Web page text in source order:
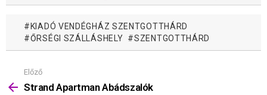
KIADÓ VENDÉGHÁZ SZENTGOTTHÁRD
ŐRSÉGI SZÁLLÁSHELY
SZENTGOTTHÁRD
Mutass
többet
Előző
Strand Apartman AbádszaIók